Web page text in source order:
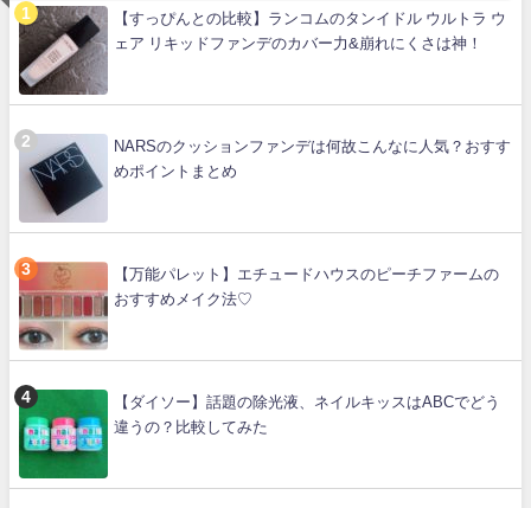
【すっぴんとの比較】ランコムのタンイドル ウルトラ ウ
ェア リキッドファンデのカバー力&崩れにくさは神！
NARSのクッションファンデは何故こんなに人気？おすす
めポイントまとめ
【万能パレット】エチュードハウスのピーチファームの
おすすめメイク法♡
【ダイソー】話題の除光液、ネイルキッスはABCでどう
違うの？比較してみた